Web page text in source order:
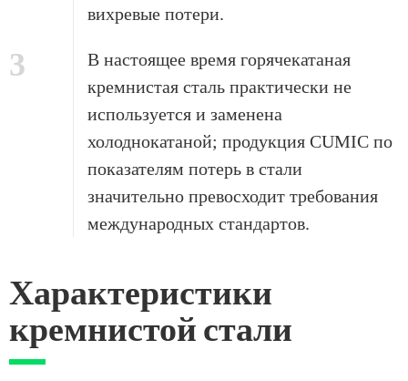
вихревые потери.
3
В настоящее время горячекатаная
кремнистая сталь практически не
используется и заменена
холоднокатаной; продукция CUMIC по
показателям потерь в стали
значительно превосходит требования
международных стандартов.
Характеристики
кремнистой стали